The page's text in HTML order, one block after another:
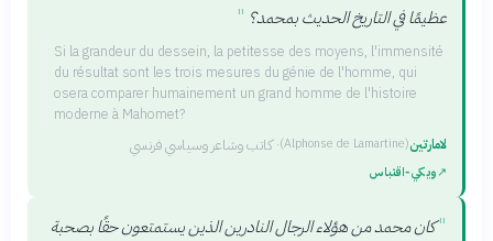
عظيمًا في التاريخ الحديث بمحمد؟ "
Si la grandeur du dessein, la petitesse des moyens, l'immensité
du résultat sont les trois mesures du génie de l'homme, qui
osera comparer humainement un grand homme de l'histoire
moderne à Mahomet?
لامارتين
(Alphonse de Lamartine)
·كاتب وشاعر وسياسي فرنسي
↗ويكي‑اقتباس
"كان محمد من هؤلاء الرجال النادرين الذين يستمتعون حقًا بصحبة